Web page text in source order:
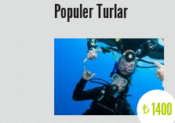
Populer Turlar
₺1400